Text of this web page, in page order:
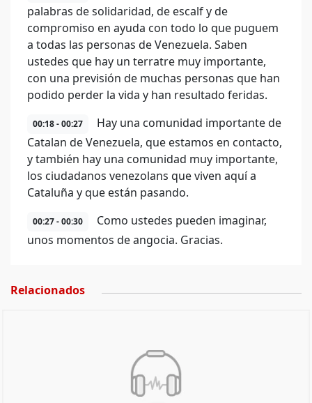
palabras de solidaridad, de escalf y de
compromiso en ayuda con todo lo que puguem
a todas las personas de Venezuela. Saben
ustedes que hay un terratre muy importante,
con una previsión de muchas personas que han
podido perder la vida y han resultado feridas.
00:18 - 00:27
Hay una comunidad importante de
Catalan de Venezuela, que estamos en contacto,
y también hay una comunidad muy importante,
los ciudadanos venezolans que viven aquí a
Cataluña y que están pasando.
00:27 - 00:30
Como ustedes pueden imaginar,
unos momentos de angocia. Gracias.
Relacionados